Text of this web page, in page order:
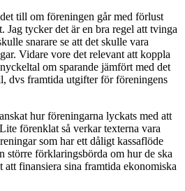
till om föreningen går med förlust
Jag tycker det är en bra regel att tvinga
snarare se att det skulle vara
Vidare vore det relevant att koppla
om sparande jämfört med det
dvs framtida utgifter för föreningens
hur föreningarna lyckats med att
förenklat så verkar texterna vara
som har ett dåligt kassaflöde
större förklaringsbörda om hur de ska
finansiera sina framtida ekonomiska